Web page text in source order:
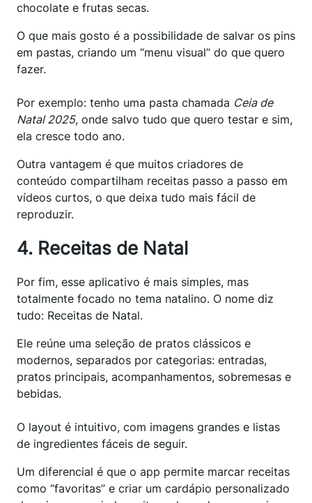
chocolate e frutas secas.
O que mais gosto é a possibilidade de salvar os pins
em pastas, criando um “menu visual” do que quero
fazer.
Por exemplo: tenho uma pasta chamada Ceia de
Natal 2025, onde salvo tudo que quero testar e sim,
ela cresce todo ano.
Outra vantagem é que muitos criadores de
conteúdo compartilham receitas passo a passo em
vídeos curtos, o que deixa tudo mais fácil de
reproduzir.
4. Receitas de Natal
Por fim, esse aplicativo é mais simples, mas
totalmente focado no tema natalino. O nome diz
tudo: Receitas de Natal.
Ele reúne uma seleção de pratos clássicos e
modernos, separados por categorias: entradas,
pratos principais, acompanhamentos, sobremesas e
bebidas.
O layout é intuitivo, com imagens grandes e listas
de ingredientes fáceis de seguir.
Um diferencial é que o app permite marcar receitas
como “favoritas” e criar um cardápio personalizado